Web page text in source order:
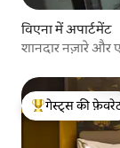
विएना में अपार्टमेंट
शानदार नज़ारे और
गेस्ट्स का टॉप
गेस्ट्स की